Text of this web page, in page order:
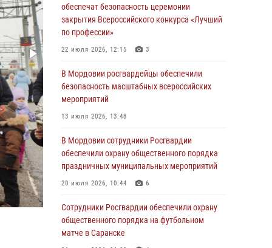
Росгвардии приняли участие в празднествах,
посвящённых 25-летию канонизации Фёдора
Ушакова
06 августа 2026, 08:14
В Саранске сотрудники Росгвардии
задержали дебошира, повредившего
имущество в кафе
06 августа 2026, 07:03
В Саранске по обращению жителей
правоохранители отреагировали
незамедлительно
05 августа 2026, 15:04
В Саранске сотрудники Росгвардии
задержали мужчину, подозреваемого в
причинении телесных повреждений супруге
обеспечат безопасность церемонии
закрытия Всероссийского конкурса «Лучший
по профессии»
22 июля 2026, 12:15 3
В Мордовии росгвардейцы обеспечили
безопасность масштабных всероссийских
мероприятий
13 июля 2026, 13:48
В Мордовии сотрудники Росгвардии
обеспечили охрану общественного порядка
праздничных муниципальных мероприятий
20 июля 2026, 10:44 6
Сотрудники Росгвардии обеспечили охрану
общественного порядка на футбольном
матче в Саранске